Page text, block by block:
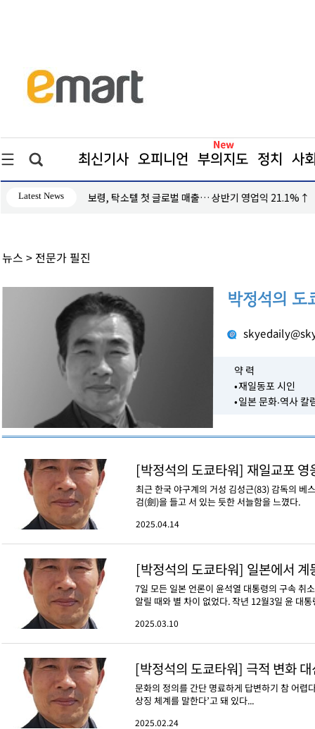
최신기사 오피니언 부의지도 정치 사
Latest News 보령, 탁소텔 첫 글로벌 매출… 상반기 영업익 21.1%↑
뉴스 > 전문가 필진
박정석의 도
약 력
•재일동포 시인
•일본 문화‧역사 칼
[박정석의 도쿄타워] 재일교포
최근 한국 야구계의 거성 김성근(83) 감독의 베
검(劍)을 들고 서 있는 듯한 서늘함을 느꼈다.
2025.04.14
[박정석의 도쿄타워] 일본에서
7일 모든 일본 언론이 윤석열 대통령의 구속 취
알릴 때와 별 차이 없었다. 작년 12월3일 윤 대
2025.03.10
[박정석의 도쿄타워] 극적 변화
문화의 정의를 간단 명료하게 답변하기 참 어렵
상징 체계를 말한다’고 돼 있다...
2025.02.24